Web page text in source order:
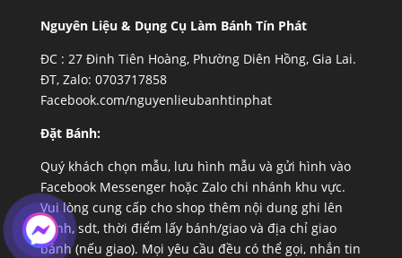
Nguyên Liệu & Dụng Cụ Làm Bánh Tín Phát
ĐC : 27 Đinh Tiên Hoàng, Phường Diên Hồng, Gia Lai.
ĐT, Zalo: 0703717858
Facebook.com/nguyenlieubanhtinphat
Đặt Bánh:
Quý khách chọn mẫu, lưu hình mẫu và gửi hình vào
Facebook Messenger hoặc Zalo chi nhánh khu vực.
Vui lòng cung cấp cho shop thêm nội dung ghi lên
bánh, sdt, thời điểm lấy bánh/giao và địa chỉ giao
bánh (nếu giao). Mọi yêu cầu đều có thể gọi, nhắn tin